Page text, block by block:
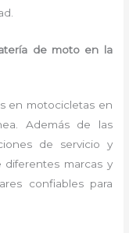
de moto en la
en motocicletas en
Además de las
de servicio y
marcas y
confiables para